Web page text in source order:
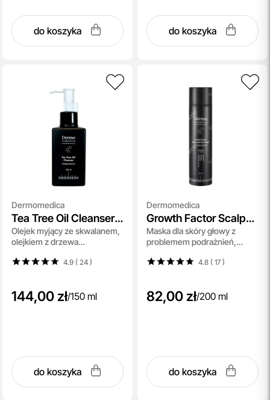
do koszyka do koszyka
Dermomedica
Tea Tree Oil Cleanser
Black Edition
Olejek myjący ze skwalanem,
olejkiem z drzewa
lawendowym 150 ml
4.9 ( 24)
144,00 zł/150 ml
do koszyka
Dermomedica
Growth Factor Scalp
and Hair Mask
Maska dla skóry głowy z
problemem podrażnień,
włosów 200 ml4.8 ( 17)
82,00 zł/200 ml
do koszyka